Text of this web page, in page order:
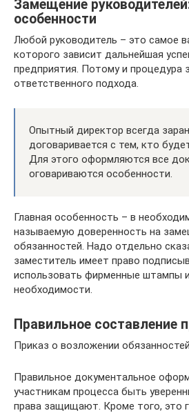
Замещение
особенности
Любой руководитель – это самое
которого зависит дальнейшая
предприятия. Потому и процедура
ответственного подхода.
Опытный директор всегда
договаривается с тем, кто
Для этого оформляются все
оговариваются особенности.
Главная особенность – в
называемую доверенность на
обязанностей. Надо отдельно
заместитель имеет право
использовать фирменные штампы
необходимости.
Правильное составление
Приказ о возложении обязанностей
Правильное документальное
участникам процесса быть
права защищают. Кроме того, это